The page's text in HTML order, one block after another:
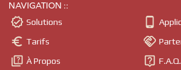
NAVIGATION ::
 Solutions
 Tarifs
 À Propos


 F.A.Q.